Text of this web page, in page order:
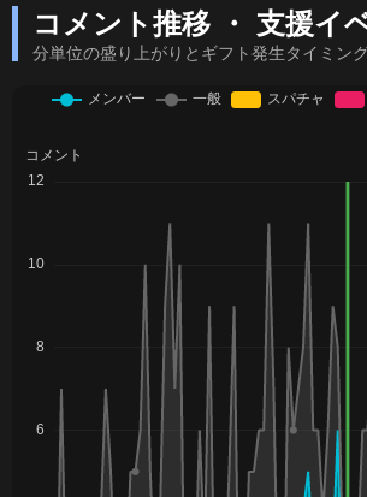
コメント推移 ・ 支援イ
分単位の盛り上がりとギフト発生タイミン